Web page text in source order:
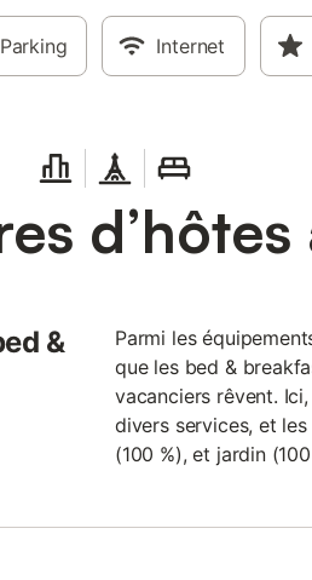
Parking Internet
&
Parmi les
que les bed &
vacanciers rêvent.
divers services, et
(100 %), et jardin